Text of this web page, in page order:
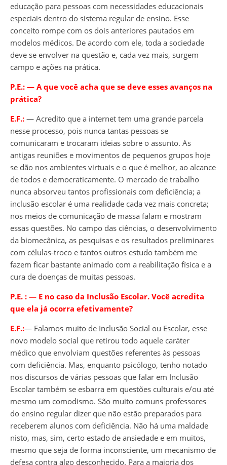
educação para pessoas com necessidades educacionais
especiais dentro do sistema regular de ensino. Esse
conceito rompe com os dois anteriores pautados em
modelos médicos. De acordo com ele, toda a sociedade
deve se envolver na questão e, cada vez mais, surgem
campo e ações na prática.
P.E.: ― A que você acha que se deve esses avanços na
prática?
E.F.: ― Acredito que a internet tem uma grande parcela
nesse processo, pois nunca tantas pessoas se
comunicaram e trocaram ideias sobre o assunto. As
antigas reuniões e movimentos de pequenos grupos hoje
se dão nos ambientes virtuais e o que é melhor, ao alcance
de todos e democraticamente. O mercado de trabalho
nunca absorveu tantos profissionais com deficiência; a
inclusão escolar é uma realidade cada vez mais concreta;
nos meios de comunicação de massa falam e mostram
essas questões. No campo das ciências, o desenvolvimento
da biomecânica, as pesquisas e os resultados preliminares
com células-troco e tantos outros estudo também me
fazem ficar bastante animado com a reabilitação física e a
cura de doenças de muitas pessoas.
P.E. : ― E no caso da Inclusão Escolar. Você acredita
que ela já ocorra efetivamente?
E.F.:― Falamos muito de Inclusão Social ou Escolar, esse
novo modelo social que retirou todo aquele caráter
médico que envolviam questões referentes às pessoas
com deficiência. Mas, enquanto psicólogo, tenho notado
nos discursos de várias pessoas que falar em Inclusão
Escolar também se esbarra em questões culturais e/ou até
mesmo um comodismo. São muito comuns professores
do ensino regular dizer que não estão preparados para
receberem alunos com deficiência. Não há uma maldade
nisto, mas, sim, certo estado de ansiedade e em muitos,
mesmo que seja de forma inconsciente, um mecanismo de
defesa contra algo desconhecido. Para a maioria dos